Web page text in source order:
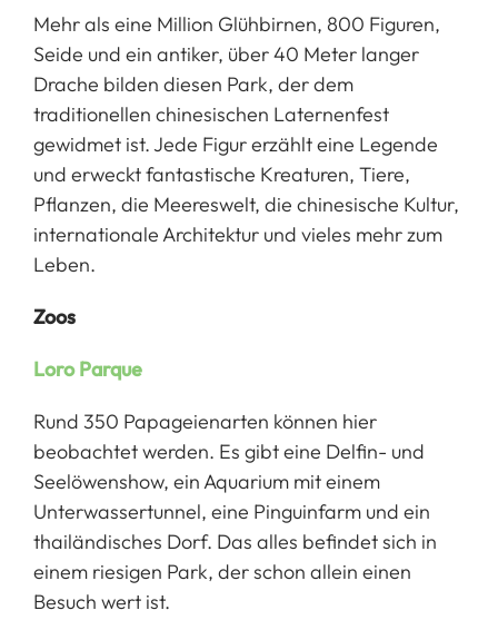
Mehr als eine Million Glühbirnen, 800 Figuren,
Seide und ein antiker, über 40 Meter langer
Drache bilden diesen Park, der dem
traditionellen chinesischen Laternenfest
gewidmet ist. Jede Figur erzählt eine Legende
und erweckt fantastische Kreaturen, Tiere,
Pflanzen, die Meereswelt, die chinesische Kultur,
internationale Architektur und vieles mehr zum
Leben.
Zoos
Loro Parque
Rund 350 Papageienarten können hier
beobachtet werden. Es gibt eine Delfin- und
Seelöwenshow, ein Aquarium mit einem
Unterwassertunnel, eine Pinguinfarm und ein
thailändisches Dorf. Das alles befindet sich in
einem riesigen Park, der schon allein einen
Besuch wert ist.